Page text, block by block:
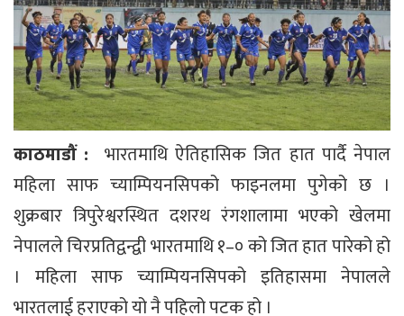
काठमाडौं : भारतमाथि ऐतिहासिक जित हात पार्दै नेपाल
महिला साफ च्याम्पियनसिपको फाइनलमा पुगेको छ ।
शुक्रबार त्रिपुरेश्वरस्थित दशरथ रंगशालामा भएको खेलमा
नेपालले चिरप्रतिद्वन्द्वी भारतमाथि १–० को जित हात पारेको हो
। महिला साफ च्याम्पियनसिपको इतिहासमा नेपालले
भारतलाई हराएको यो नै पहिलो पटक हो ।